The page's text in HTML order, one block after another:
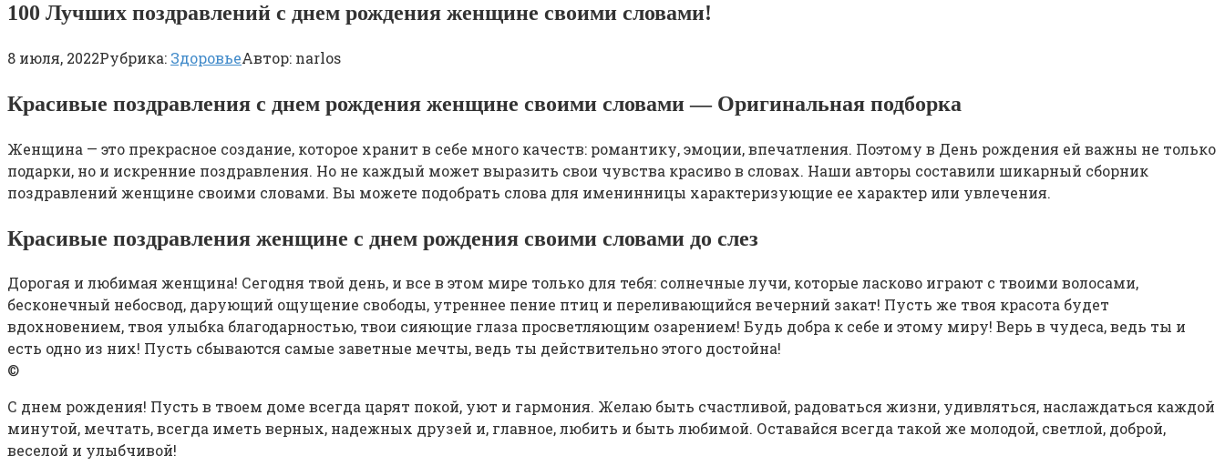
100 Лучших поздравлений с днем рождения женщине своими словами!
8 июля, 2022Рубрика: ЗдоровьеАвтор: narlos
Красивые поздравления с днем рождения женщине своими словами — Оригинальная подборка
Женщина — это прекрасное создание, которое хранит в себе много качеств: романтику, эмоции, впечатления. Поэтому в День рождения ей важны не только
подарки, но и искренние поздравления. Но не каждый может выразить свои чувства красиво в словах. Наши авторы составили шикарный сборник
поздравлений женщине своими словами. Вы можете подобрать слова для именинницы характеризующие ее характер или увлечения.
Красивые поздравления женщине с днем рождения своими словами до слез
Дорогая и любимая женщина! Сегодня твой день, и все в этом мире только для тебя: солнечные лучи, которые ласково играют с твоими волосами,
бесконечный небосвод, дарующий ощущение свободы, утреннее пение птиц и переливающийся вечерний закат! Пусть же твоя красота будет
вдохновением, твоя улыбка благодарностью, твои сияющие глаза просветляющим озарением! Будь добра к себе и этому миру! Верь в чудеса, ведь ты и
есть одно из них! Пусть сбываются самые заветные мечты, ведь ты действительно этого достойна!
©
С днем рождения! Пусть в твоем доме всегда царят покой, уют и гармония. Желаю быть счастливой, радоваться жизни, удивляться, наслаждаться каждой
минутой, мечтать, всегда иметь верных, надежных друзей и, главное, любить и быть любимой. Оставайся всегда такой же молодой, светлой, доброй,
веселой и улыбчивой!